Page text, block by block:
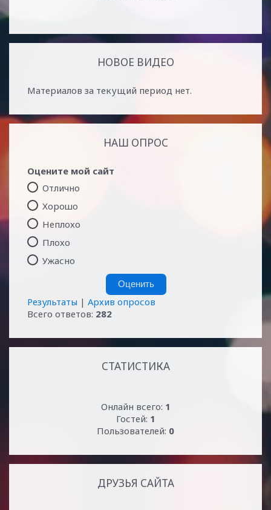
НОВОЕ ВИДЕО
Материалов за текущий период нет.
НАШ ОПРОС
Оцените мой сайт
Отлично
Хорошо
Неплохо
Плохо
Ужасно
Результаты | Архив опросов
Всего ответов: 282
СТАТИСТИКА
Онлайн всего: 1
Гостей: 1
Пользователей: 0
ДРУЗЬЯ САЙТА